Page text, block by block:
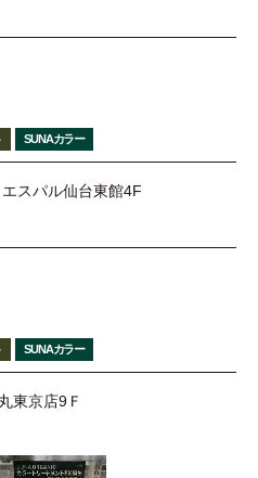
SUNAカラー
スパル仙台東館4F
SUNAカラー
東京店9Ｆ